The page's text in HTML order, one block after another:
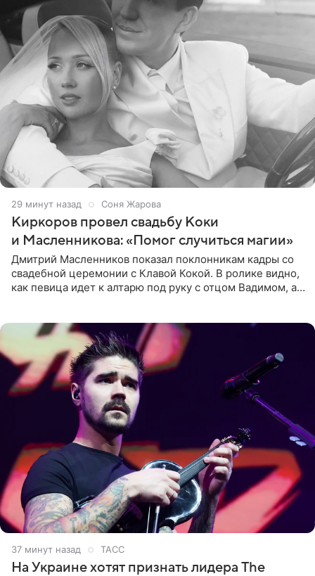
29 минут назад Соня Жарова
Киркоров провел свадьбу Коки
и Масленникова: «Помог случиться магии»
Дмитрий Масленников показал поклонникам кадры со
свадебной церемонии с Клавой Кокой. В ролике видно,
как певица идет к алтарю под руку с отцом Вадимом, а у
37 минут назад ТАСС
На Украине хотят признать лидера The